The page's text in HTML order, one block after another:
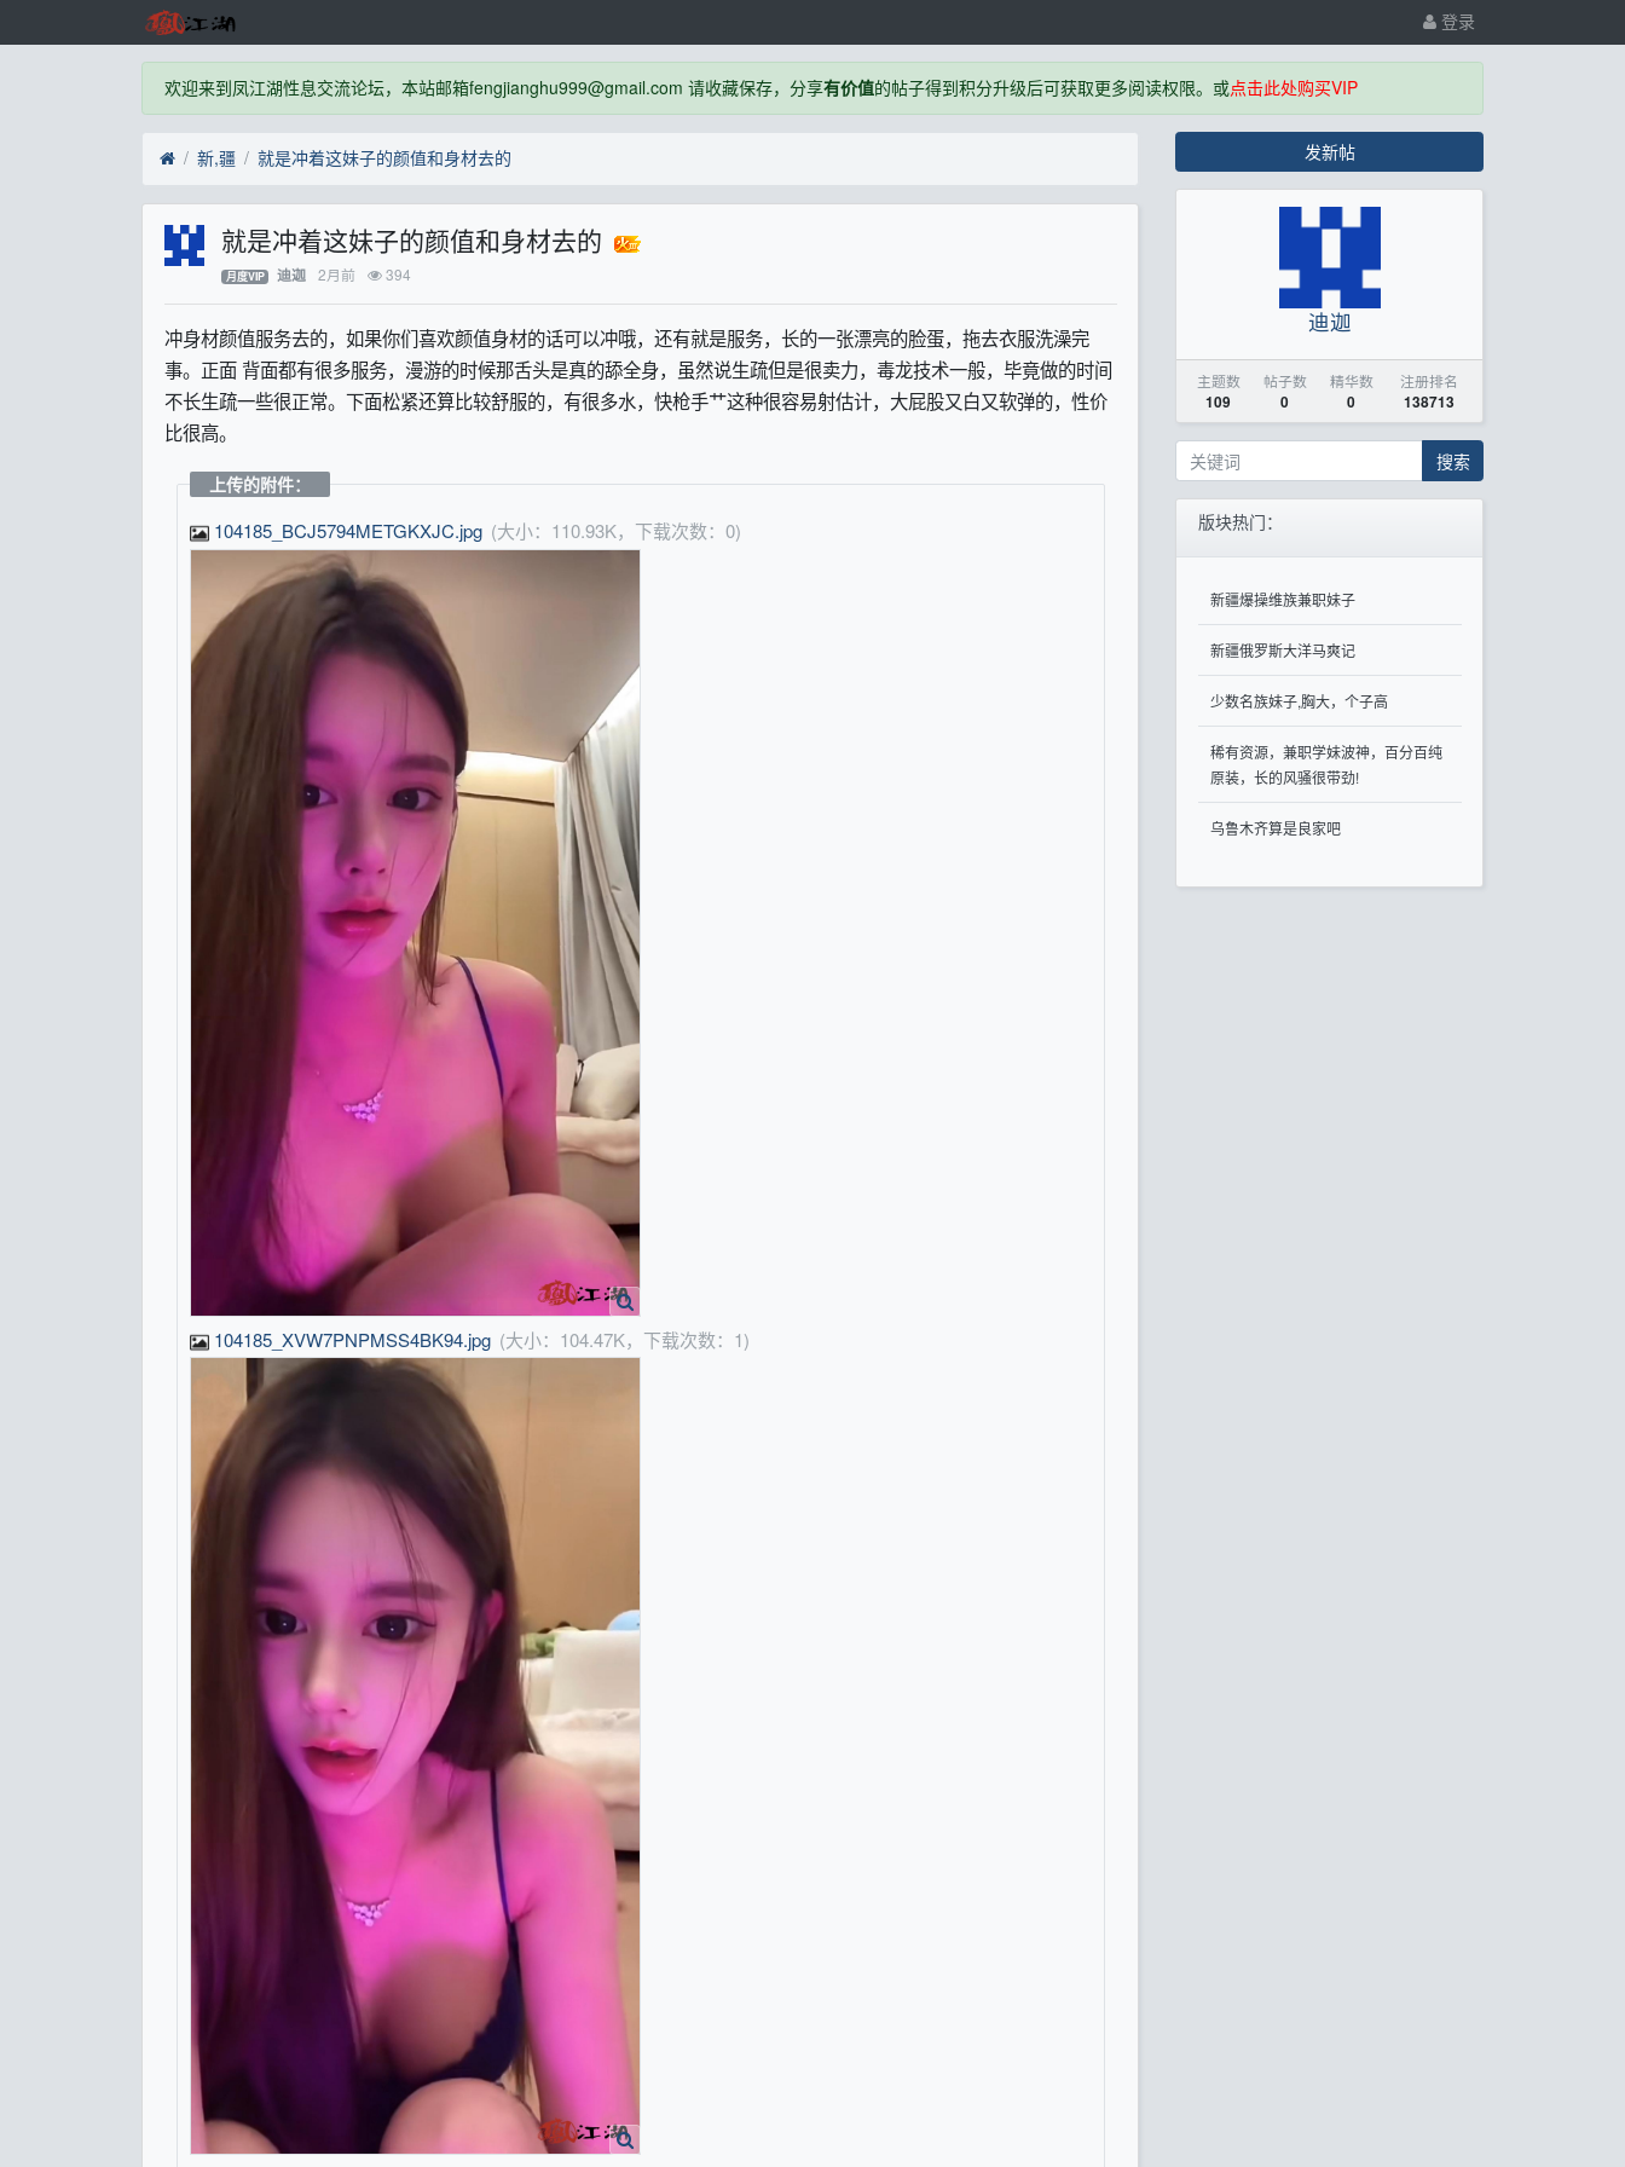
登录
欢迎来到凤江湖性息交流论坛，本站邮箱fengjianghu999@gmail.com 请收藏保存，分享有价值的帖子得到积分升级后可获取更多阅读权限。或点击此处购买VIP
新,疆 就是冲着这妹子的颜值和身材去的
就是冲着这妹子的颜值和身材去的
月度VIP 迪迦 2月前 394
冲身材颜值服务去的，如果你们喜欢颜值身材的话可以冲哦，还有就是服务，长的一张漂亮的脸蛋，拖去衣服洗澡完
事。正面 背面都有很多服务，漫游的时候那舌头是真的舔全身，虽然说生疏但是很卖力，毒龙技术一般，毕竟做的时间
不长生疏一些很正常。下面松紧还算比较舒服的，有很多水，快枪手艹这种很容易射估计，大屁股又白又软弹的，性价
比很高。
上传的附件：
104185_BCJ5794METGKXJC.jpg (大小：110.93K，下载次数：0)
104185_XVW7PNPMSS4BK94.jpg (大小：104.47K，下载次数：1)
发新帖
迪迦
主题数
109
帖子数
0
精华数
0
注册排名
138713
搜索
版块热门：
新疆爆操维族兼职妹子
新疆俄罗斯大洋马爽记
少数名族妹子,胸大，个子高
稀有资源，兼职学妹波神，百分百纯
原装，长的风骚很带劲!
乌鲁木齐算是良家吧